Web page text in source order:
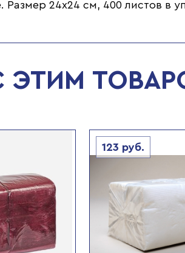
24х24 см, 400 листов в
ЭТИМ
123 руб.